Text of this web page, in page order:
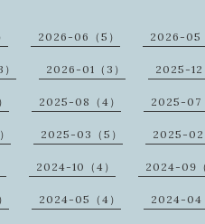
2026-06（5） 2026-05
2026-01（3） 2025-12
2025-08（4） 2025-07
2025-03（5） 2025-02
2024-10（4） 2024-09（
2024-05（4） 2024-04